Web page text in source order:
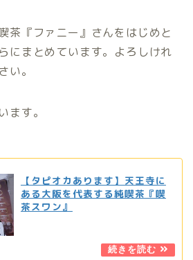
茶『ファニー』さんをはじめと
にまとめています。よろしけれ
い。
ます。
【タピオカあります】天王寺に
ある大阪を代表する純喫茶『喫
茶スワン』